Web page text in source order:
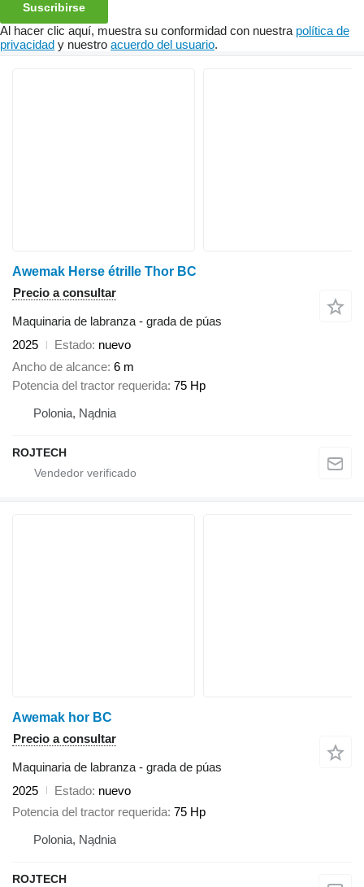
Suscribirse
Al hacer clic aquí, muestra su conformidad con nuestra política de
privacidad y nuestro acuerdo del usuario.
Awemak Herse étrille Thor BC
Precio a consultar
Maquinaria de labranza - grada de púas
2025
Estado nuevo
Ancho de alcance 6 m
Potencia del tractor requerida 75 Hp
Polonia, Nądnia
ROJTECH
Awemak hor BC
Precio a consultar
Maquinaria de labranza - grada de púas
2025
Estado nuevo
Potencia del tractor requerida 75 Hp
Polonia, Nądnia
ROJTECH